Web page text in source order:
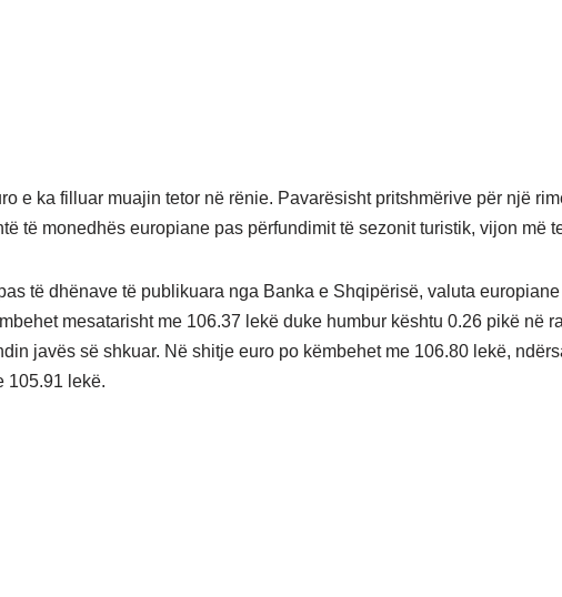
e ka filluar muajin tetor në rënie. Pavarësisht pritshmërive për një
të monedhës europiane pas përfundimit të sezonit turistik, vijon më
të dhënave të publikuara nga Banka e Shqipërisë, valuta
mesatarisht me 106.37 lekë duke humbur kështu 0.26 pikë në
javës së shkuar. Në shitje euro po këmbehet me 106.80 lekë,
105.91 lekë.